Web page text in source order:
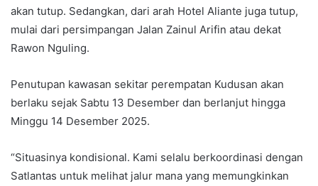
akan tutup. Sedangkan, dari arah Hotel Aliante juga tutup,
mulai dari persimpangan Jalan Zainul Arifin atau dekat
Rawon Nguling.
Penutupan kawasan sekitar perempatan Kudusan akan
berlaku sejak Sabtu 13 Desember dan berlanjut hingga
Minggu 14 Desember 2025.
“Situasinya kondisional. Kami selalu berkoordinasi dengan
Satlantas untuk melihat jalur mana yang memungkinkan